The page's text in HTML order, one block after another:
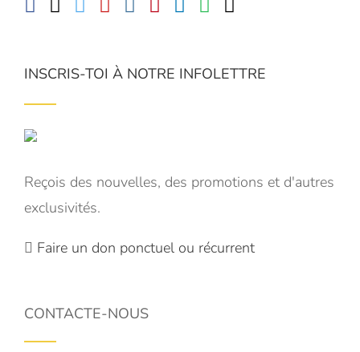
INSCRIS-TOI À NOTRE INFOLETTRE
Reçois des nouvelles, des promotions et d'autres
exclusivités.
Faire un don ponctuel ou récurrent
CONTACTE-NOUS